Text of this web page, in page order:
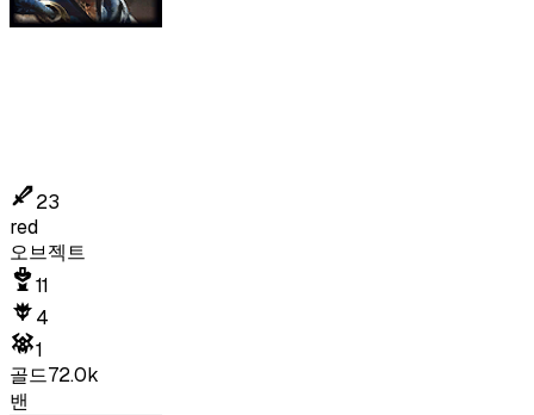
23
red
오브젝트
11
4
1
골드72.0k
밴